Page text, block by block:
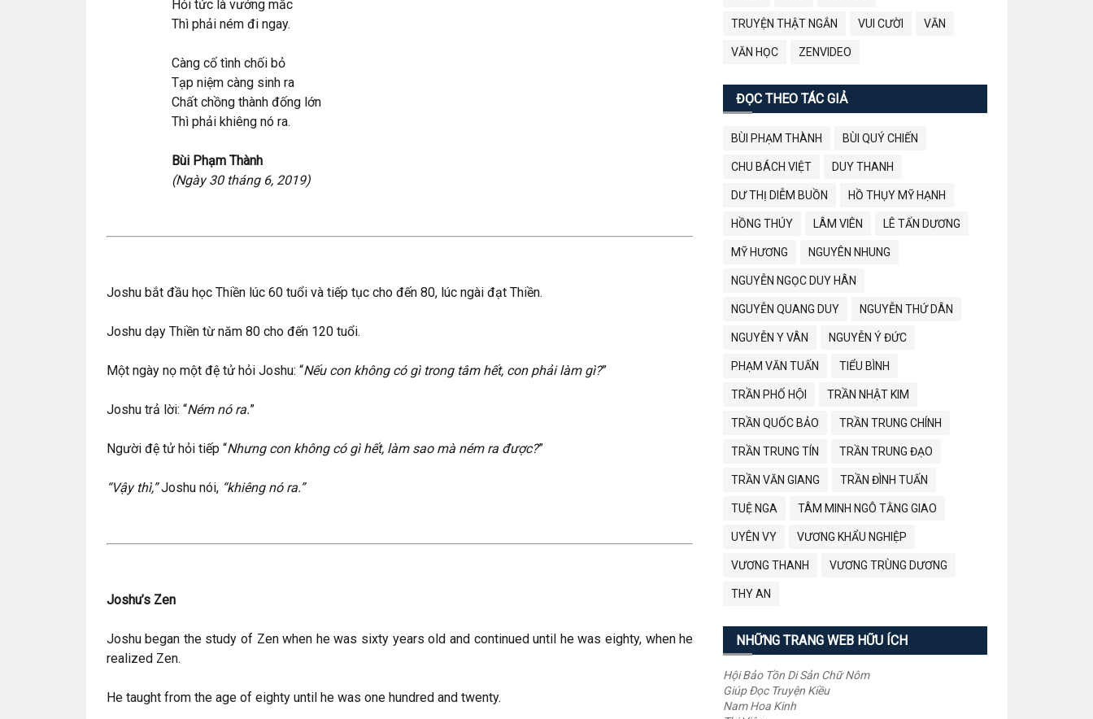
Hỏi tức là vướng mắc
Thì phải ném đi ngay.
Càng cố tình chối bỏ
Tạp niệm càng sinh ra
Chất chồng thành đống lớn
Thì phải khiêng nó ra.
Bùi Phạm Thành
(Ngày 30 tháng 6, 2019)
Joshu bắt đầu học Thiền lúc 60 tuổi và tiếp tục cho đến 80, lúc ngài đạt Thiền.
Joshu dạy Thiền từ năm 80 cho đến 120 tuổi.
Một ngày nọ một đệ tử hỏi Joshu: “Nếu con không có gì trong tâm hết, con phải làm gì?”
Joshu trả lời: “Ném nó ra.”
Người đệ tử hỏi tiếp “Nhưng con không có gì hết, làm sao mà ném ra được?”
“Vậy thì,”Joshu nói, “khiêng nó ra.”
Joshu’s Zen
Joshu began the study of Zen when he was sixty years old and continued until he was eighty, when he
realized Zen.
He taught from the age of eighty until he was one hundred and twenty.
TRUYỆN THẬT NGẮN VUI CƯỜI VĂN
VĂN HỌC ZENVIDEO
ĐỌC THEO TÁC GIẢ
BÙI PHẠM THÀNH BÙI QUÝ CHIẾN
CHU BÁCH VIỆT DUY THANH
DƯ THỊ DIỄM BUỒN HỒ THỤY MỸ HẠNH
HỒNG THÚY LÂM VIÊN LÊ TẤN DƯƠNG
MỸ HƯƠNG NGUYÊN NHUNG
NGUYỄN NGỌC DUY HÂN
NGUYỄN QUANG DUY NGUYỄN THỨ DÂN
NGUYỄN Y VÂN NGUYỄN Ý ĐỨC
PHẠM VĂN TUẤN TIỂU BÌNH
TRẦN PHỐ HỘI TRẦN NHẬT KIM
TRẦN QUỐC BẢO TRẦN TRUNG CHÍNH
TRẦN TRUNG TÍN TRẦN TRUNG ĐẠO
TRẦN VĂN GIANG TRẦN ĐÌNH TUẤN
TUỆ NGA TÂM MINH NGÔ TẰNG GIAO
UYÊN VY VƯƠNG KHẨU NGHIỆP
VƯƠNG THANH VƯƠNG TRÙNG DƯƠNG
THY AN
NHỮNG TRANG WEB HỮU ÍCH
Hội Bảo Tồn Di Sản Chữ Nôm
Giúp Đọc Truyện Kiều
Nam Hoa Kinh